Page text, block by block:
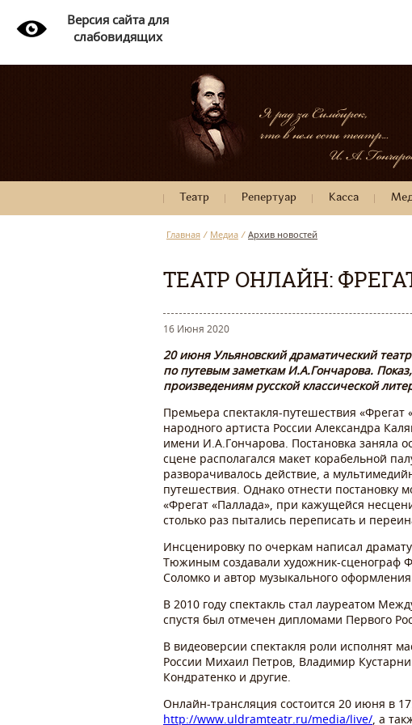
Версия сайта для
слабовидящих
Театр Репертуар Касса
Главная / Медиа / Архив новостей
ТЕАТР ОНЛАЙН:
16 Июня 2020
20 июня Ульяновский драматический
по путевым заметкам И.А.Гончарова.
произведениям русской классической
Премьера спектакля-путешествия «Фрегат
народного артиста России Александра
имени И.А.Гончарова. Постановка заняла
сцене располагался макет корабельной
разворачивалось действие, а
путешествия. Однако отнести постановку
«Фрегат «Паллада», при кажущейся
столько раз пытались переписать и
Инсценировку по очеркам написал
Тюжиным создавали художник-сценограф
Соломко и автор музыкального
В 2010 году спектакль стал лауреатом
спустя был отмечен дипломами Первого
В видеоверсии спектакля роли исполнят
России Михаил Петров, Владимир
Кондратенко и другие.
Онлайн-трансляция состоится 20 июня в
http://www.uldramteatr.ru/media/live/, а